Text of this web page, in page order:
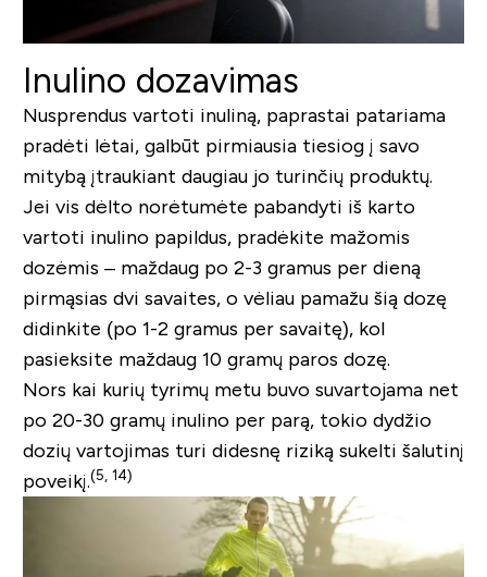
Inulino dozavimas
Nusprendus vartoti inuliną, paprastai patariama
pradėti lėtai, galbūt pirmiausia tiesiog į savo
mitybą įtraukiant daugiau jo turinčių produktų.
Jei vis dėlto norėtumėte pabandyti iš karto
vartoti inulino papildus, pradėkite mažomis
dozėmis – maždaug po 2-3 gramus per dieną
pirmąsias dvi savaites, o vėliau pamažu šią dozę
didinkite (po 1-2 gramus per savaitę), kol
pasieksite maždaug 10 gramų paros dozę.
Nors kai kurių tyrimų metu buvo suvartojama net
po 20-30 gramų inulino per parą, tokio dydžio
dozių vartojimas turi didesnę riziką sukelti šalutinį
poveikį.(5, 14)